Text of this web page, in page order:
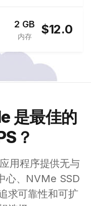
2 GB
内存 $12.0
是最佳的
？
用程序提供无与
心、NVMe SSD
求可靠性和可扩